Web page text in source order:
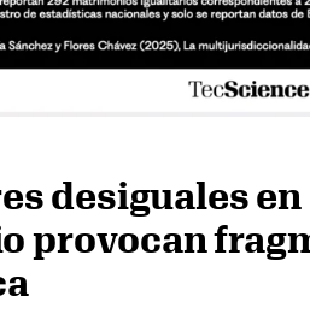
desiguales
provocan